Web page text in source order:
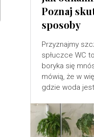
Poznaj
sposoby
Przyznajmy
spłuczce WC
boryka się
mówią, że w
gdzie woda